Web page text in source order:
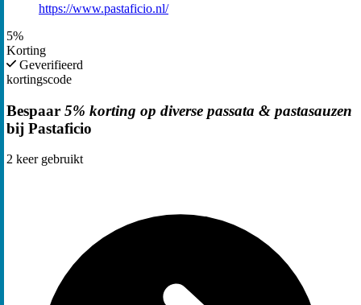
https://www.pastaficio.nl/
5%
Korting
Geverifieerd
kortingscode
Bespaar 5% korting op diverse passata & pastasauzen
bij Pastaficio
2 keer gebruikt